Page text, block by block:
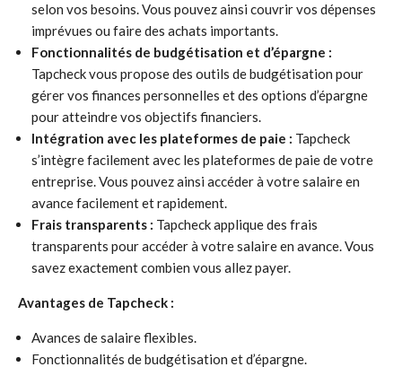
selon vos besoins. Vous pouvez ainsi couvrir vos dépenses
imprévues ou faire des achats importants.
Fonctionnalités de budgétisation et d’épargne :
Tapcheck vous propose des outils de budgétisation pour
gérer vos finances personnelles et des options d’épargne
pour atteindre vos objectifs financiers.
Intégration avec les plateformes de paie : Tapcheck
s’intègre facilement avec les plateformes de paie de votre
entreprise. Vous pouvez ainsi accéder à votre salaire en
avance facilement et rapidement.
Frais transparents : Tapcheck applique des frais
transparents pour accéder à votre salaire en avance. Vous
savez exactement combien vous allez payer.
Avantages de Tapcheck :
Avances de salaire flexibles.
Fonctionnalités de budgétisation et d’épargne.